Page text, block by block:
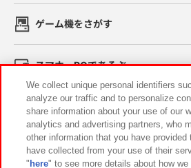
ゲーム機をさがす
スマホ・PCであそぶ
イベント・キャンペーン
We collect unique personal identifiers
analyze our traffic and to personalize
share information about your use of our
analytics and advertising partners, who
other information that you have
have collected from your use of their
" here" to see more details about how